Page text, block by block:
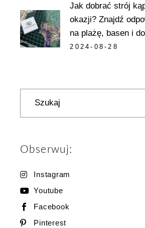
Jak dobrać strój
okazji? Znajdź
na plażę, basen i
2024-08-28
Szukaj
Obserwuj:
Instagram
Youtube
Facebook
Pinterest